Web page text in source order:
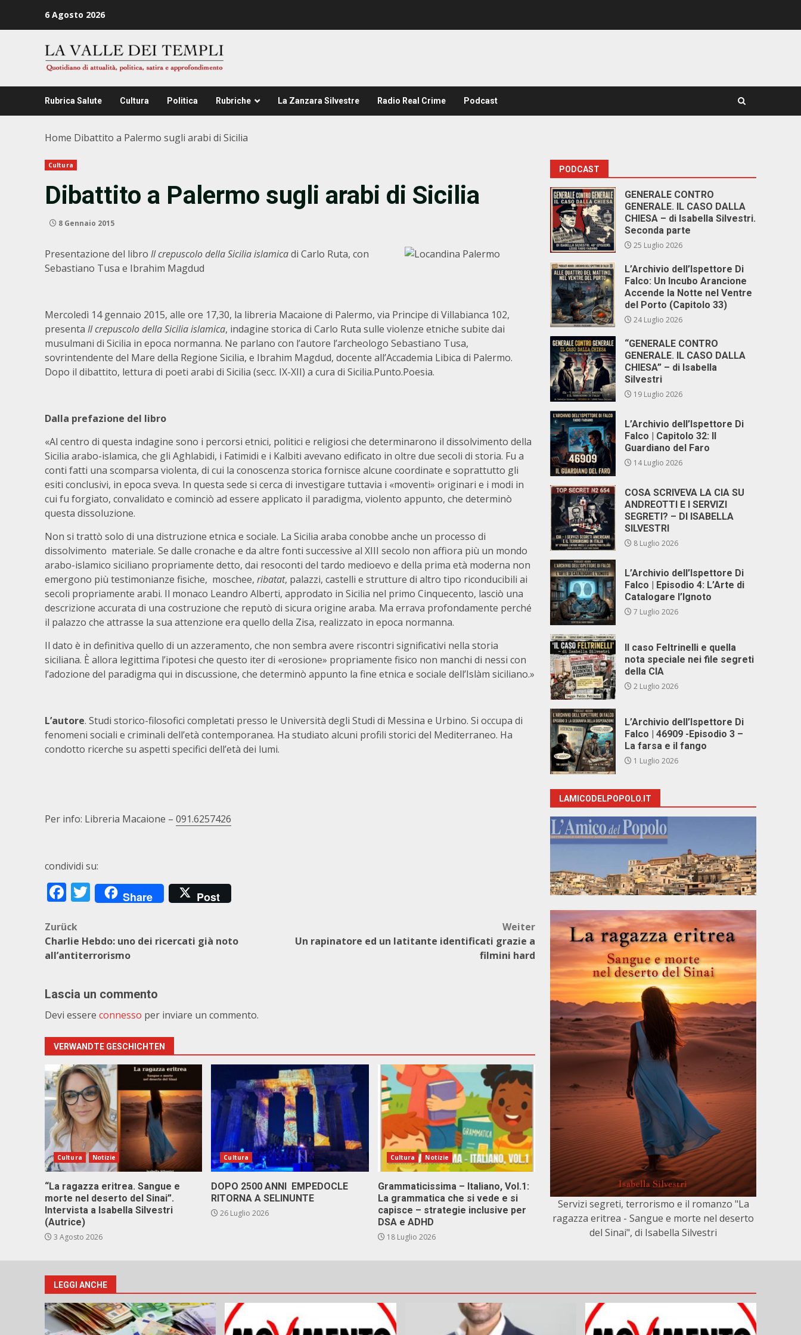
6 Agosto 2026
Rubrica Salute Cultura Politica Rubriche La Zanzara Silvestre Radio Real Crime Podcast
Home Dibattito a Palermo sugli arabi di Sicilia
Cultura
Dibattito a Palermo sugli arabi di Sicilia
8 Gennaio 2015
Presentazione del libro Il crepuscolo della Sicilia islamicadi Carlo Ruta, con
Sebastiano Tusa e Ibrahim Magdud
Mercoledì 14 gennaio 2015, alle ore 17,30, la libreria Macaione di Palermo, via Principe di Villabianca 102,
presenta Il crepuscolo della Sicilia islamica, indagine storica di Carlo Ruta sulle violenze etniche subite dai
musulmani di Sicilia in epoca normanna. Ne parlano con l’autore l’archeologo Sebastiano Tusa,
sovrintendente del Mare della Regione Sicilia, e Ibrahim Magdud, docente all’Accademia Libica di Palermo.
Dopo il dibattito, lettura di poeti arabi di Sicilia (secc. IX-XII) a cura di Sicilia.Punto.Poesia.
Dalla prefazione del libro
«Al centro di questa indagine sono i percorsi etnici, politici e religiosi che determinarono il dissolvimento della
Sicilia arabo-islamica, che gli Aghlabidi, i Fatimidi e i Kalbiti avevano edificato in oltre due secoli di storia. Fu a
conti fatti una scomparsa violenta, di cui la conoscenza storica fornisce alcune coordinate e soprattutto gli
esiti conclusivi, in epoca sveva. In questa sede si cerca di investigare tuttavia i «moventi» originari e i modi in
cui fu forgiato, convalidato e cominciò ad essere applicato il paradigma, violento appunto, che determinò
questa dissoluzione.
Non si trattò solo di una distruzione etnica e sociale. La Sicilia araba conobbe anche un processo di
dissolvimento materiale. Se dalle cronache e da altre fonti successive al XIII secolo non affiora più un mondo
arabo-islamico siciliano propriamente detto, dai resoconti del tardo medioevo e della prima età moderna non
emergono più testimonianze fisiche, moschee, ribatat, palazzi, castelli e strutture di altro tipo riconducibili ai
secoli propriamente arabi. Il monaco Leandro Alberti, approdato in Sicilia nel primo Cinquecento, lasciò una
descrizione accurata di una costruzione che reputò di sicura origine araba. Ma errava profondamente perché
il palazzo che attrasse la sua attenzione era quello della Zisa, realizzato in epoca normanna.
Il dato è in definitiva quello di un azzeramento, che non sembra avere riscontri significativi nella storia
siciliana. È allora legittima l’ipotesi che questo iter di «erosione» propriamente fisico non manchi di nessi con
l’adozione del paradigma qui in discussione, che determinò appunto la fine etnica e sociale dell’Islàm siciliano.»
L’autore. Studi storico-filosofici completati presso le Università degli Studi di Messina e Urbino. Si occupa di
fenomeni sociali e criminali dell’età contemporanea. Ha studiato alcuni profili storici del Mediterraneo. Ha
condotto ricerche su aspetti specifici dell’età dei lumi.
Per info: Libreria Macaione – 091.6257426
condividi su:
Facebook
Twitter
Share Post
Beitragsnavigation
Zurück
Charlie Hebdo: uno dei ricercati già noto
all’antiterrorismo
Weiter
Un rapinatore ed un latitante identificati grazie a
filmini hard
Lascia un commento
Devi essere connesso per inviare un commento.
VERWANDTE GESCHICHTEN
Cultura Notizie
“La ragazza eritrea. Sangue e
morte nel deserto del Sinai”.
Intervista a Isabella Silvestri
(Autrice)
3 Agosto 2026
Cultura
DOPO 2500 ANNI EMPEDOCLE
RITORNA A SELINUNTE
26 Luglio 2026
Cultura Notizie
Grammaticissima – Italiano, Vol.1:
La grammatica che si vede e si
capisce – strategie inclusive per
DSA e ADHD
18 Luglio 2026
PODCAST
GENERALE CONTRO
GENERALE. IL CASO DALLA
CHIESA – di Isabella Silvestri.
Seconda parte
25 Luglio 2026
L’Archivio dell’Ispettore Di
Falco: Un Incubo Arancione
Accende la Notte nel Ventre
del Porto (Capitolo 33)
24 Luglio 2026
“GENERALE CONTRO
GENERALE. IL CASO DALLA
CHIESA” – di Isabella
Silvestri
19 Luglio 2026
L’Archivio dell’Ispettore Di
Falco | Capitolo 32: Il
Guardiano del Faro
14 Luglio 2026
COSA SCRIVEVA LA CIA SU
ANDREOTTI E I SERVIZI
SEGRETI? – DI ISABELLA
SILVESTRI
8 Luglio 2026
L’Archivio dell’Ispettore Di
Falco | Episodio 4: L’Arte di
Catalogare l’Ignoto
7 Luglio 2026
Il caso Feltrinelli e quella
nota speciale nei file segreti
della CIA
2 Luglio 2026
L’Archivio dell’Ispettore Di
Falco | 46909 -Episodio 3 –
La farsa e il fango
1 Luglio 2026
LAMICODELPOPOLO.IT
Servizi segreti, terrorismo e il romanzo "La
ragazza eritrea - Sangue e morte nel deserto
del Sinai", di Isabella Silvestri
LEGGI ANCHE